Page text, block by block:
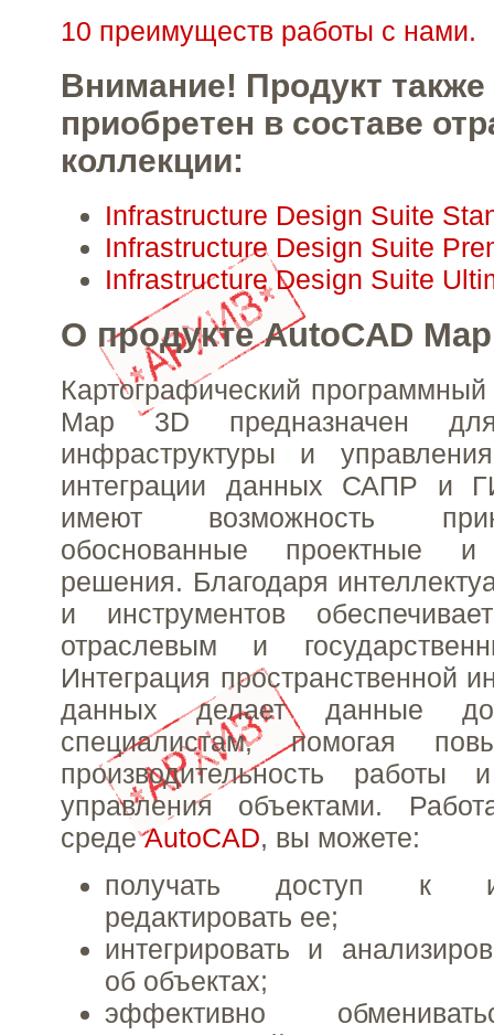
10 преимуществ работы с нами.
Внимание! Продукт
приобретен в составе
коллекции:
Infrastructure Design Suite
Infrastructure Design Suite
Infrastructure Design Suite
О продукте AutoCAD
Картографический
Map 3D предназначен
инфраструктуры и
интеграции данных САПР и
имеют возможность
обоснованные проектные и
решения. Благодаря
и инструментов
отраслевым и
Интеграция пространственной
данных делает данные
специалистам, помогая
производительность работы
управления объектами.
средеAutoCAD, вы можете:
получать доступ к
редактировать ее;
интегрировать и
об объектах;
эффективно